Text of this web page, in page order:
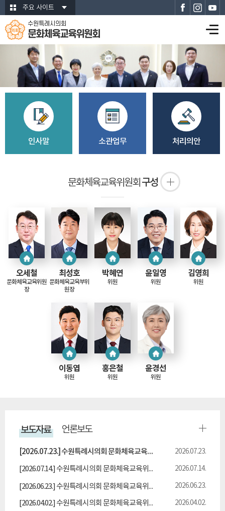
본문바로가기주요 사이트
수원특례시의회
문화체육교육위원회
인사말 소관업무 처리의안
문화체육교육위원회 구성
오세철
문화체육교육위원
장
최성호
문화체육교육부위
원장
박혜연
위원
윤일영
위원
김영희
위원
이동엽
위원
홍은철
위원
윤경선
위원
보도자료
[2026.07.23.] 수원특례시의회 문화체육교육위원회, 제1회 추경예산안 예비심사 마무리 2026.07.23.
[2026.07.14.] 수원특례시의회 문화체육교육위원회, 2026년 주요업무 추진실적 보고 청취 2026.07.14.
[2026.06.23.] 수원특례시의회 문화체육교육위원회, 시민 삶의 질 높일 조례안 심사·의결 2026.06.23.
[2026.04.02.] 수원특례시의회 문화체육교육위원회, 조례안 등 안건 심사 2026.04.02.
언론보도